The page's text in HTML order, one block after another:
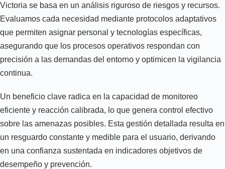
Victoria se basa en un análisis riguroso de riesgos y recursos.
Evaluamos cada necesidad mediante protocolos adaptativos
que permiten asignar personal y tecnologías específicas,
asegurando que los procesos operativos respondan con
precisión a las demandas del entorno y optimicen la vigilancia
continua.
Un beneficio clave radica en la capacidad de monitoreo
eficiente y reacción calibrada, lo que genera control efectivo
sobre las amenazas posibles. Esta gestión detallada resulta en
un resguardo constante y medible para el usuario, derivando
en una confianza sustentada en indicadores objetivos de
desempeño y prevención.